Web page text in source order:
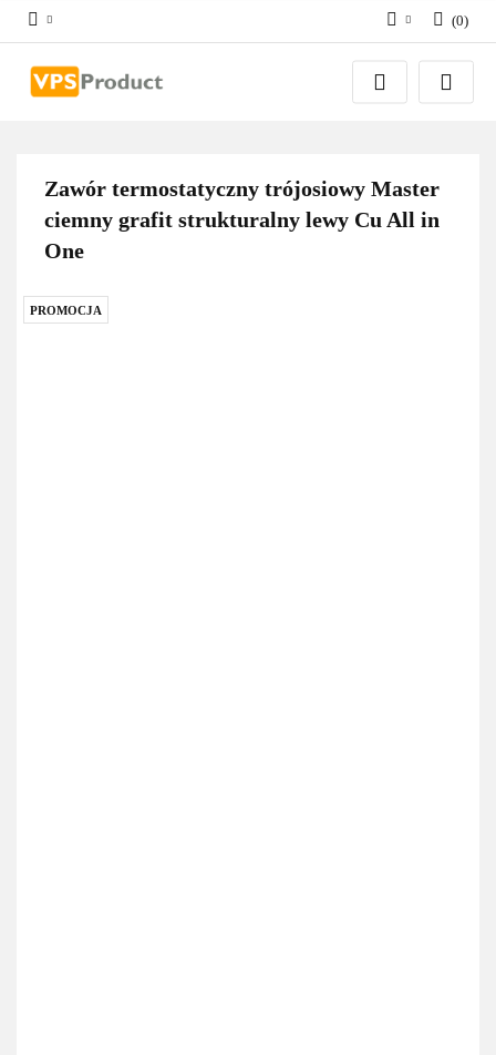
Zaloguj się
Zarejestruj się
(0)
Zawór termostatyczny trójosiowy Master
ciemny grafit strukturalny lewy Cu All in
One
PROMOCJA